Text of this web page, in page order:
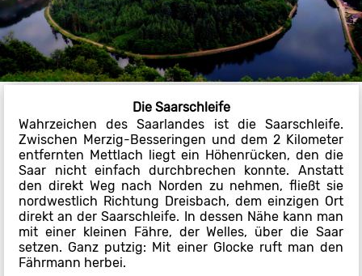
Die Saarschleife
Wahrzeichen des Saarlandes ist die Saarschleife.
Zwischen Merzig-Besseringen und dem 2 Kilometer
entfernten Mettlach liegt ein Höhenrücken, den die
Saar nicht einfach durchbrechen konnte. Anstatt
den direkt Weg nach Norden zu nehmen, fließt sie
nordwestlich Richtung Dreisbach, dem einzigen Ort
direkt an der Saarschleife. In dessen Nähe kann man
mit einer kleinen Fähre, der Welles, über die Saar
setzen. Ganz putzig: Mit einer Glocke ruft man den
Fährmann herbei.